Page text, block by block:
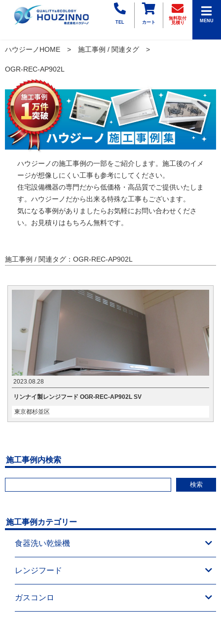
TEL カート
無料取付
見積り
MENU
ハウジーノHOME 施工事例 / 関連タグ
OGR-REC-AP902L
ハウジーノの施工事例の一部をご紹介します。施工後のイメ
ージが想像しにくい工事も参考にしてください。
住宅設備機器の専門だから低価格・高品質でご提供いたしま
す。ハウジーノだから出来る特殊な工事もございます。
気になる事例がありましたらお気軽にお問い合わせくださ
い。お見積りはもちろん無料です。
施工事例 / 関連タグ：OGR-REC-AP902L
2023.08.28
リンナイ製レンジフード OGR-REC-AP902L SV
東京都杉並区
施工事例内検索
検索
施工事例カテゴリー
食器洗い乾燥機
レンジフード
ガスコンロ